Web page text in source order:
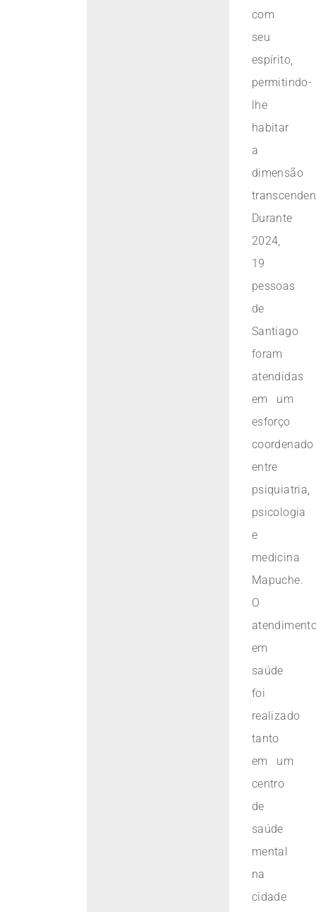
com
seu
espírito,
permitindo-
lhe
habitar
a
dimensão
Durante
2024,
19
pessoas
de
Santiago
foram
atendidas
em um
esforço
coordenado
entre
psiquiatria,
psicologia
e
medicina
Mapuche.
O
em
saúde
foi
realizado
tanto
em um
centro
de
saúde
mental
na
cidade